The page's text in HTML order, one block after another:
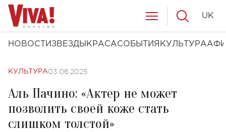
НОВОСТИ ЗВЕЗДЫ КРАСАСОБЫТИЯ КУЛЬТУРА
UK
КУЛЬТУРА03.06.2025
Аль Пачино: «Актер не может
позволить своей коже стать
слишком толстой»